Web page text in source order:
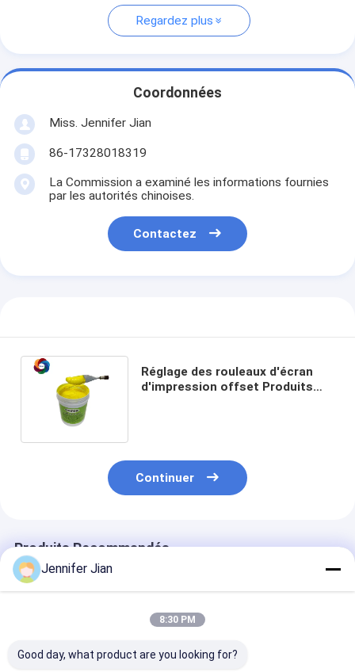
Regardez plus
Coordonnées
Miss. Jennifer Jian
86-17328018319
La Commission a examiné les informations fournies
par les autorités chinoises.
Contactez
Réglage des rouleaux d'écran
d'impression offset Produits
Continuer
Produits Recommandés
Jennifer Jian
8:30 PM
Good day, what product are you looking for?